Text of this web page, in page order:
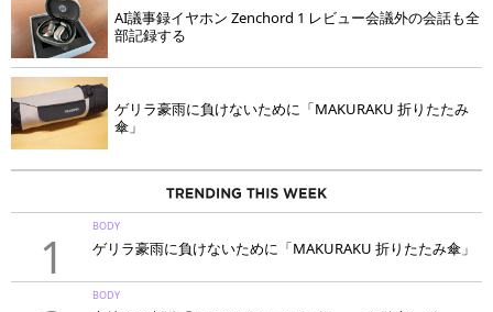
AI議事録イヤホン Zenchord 1 レビュー会議外の会話も全
部記録する
ゲリラ豪雨に負けないために「MAKURAKU 折りたたみ
傘」
1
BODY
ゲリラ豪雨に負けないために「MAKURAKU 折りたたみ傘」
BODY